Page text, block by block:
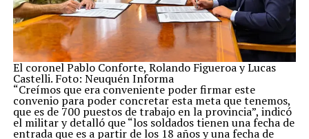
El coronel Pablo Conforte, Rolando Figueroa y Lucas
Castelli. Foto: Neuquén Informa
“Creímos que era conveniente poder firmar este
convenio para poder concretar esta meta que tenemos,
que es de 700 puestos de trabajo en la provincia”, indicó
el militar y detalló que “los soldados tienen una fecha de
entrada que es a partir de los 18 años y una fecha de